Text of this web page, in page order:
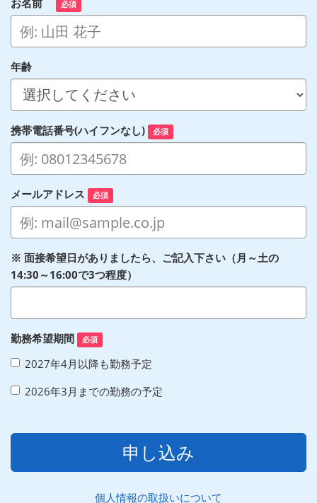
お名前 必須
年齢
携帯電話番号(ハイフンなし) 必須
メールアドレス 必須
※ 面接希望日がありましたら、ご記入下さい（月～土の
14:30～16:00で3つ程度）
勤務希望期間 必須
2027年4月以降も勤務予定
2026年3月までの勤務の予定
申し込み
個人情報の取扱いについて